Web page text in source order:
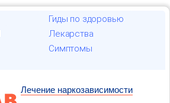
Гиды по здоровью
Лекарства
Симптомы
Лечение наркозависимости